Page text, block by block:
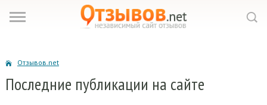
Отзывов.net
Последние публикации на сайте